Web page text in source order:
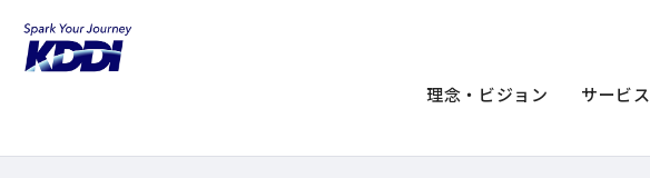
理念・ビジョン サービス
組織変更および人事異動について